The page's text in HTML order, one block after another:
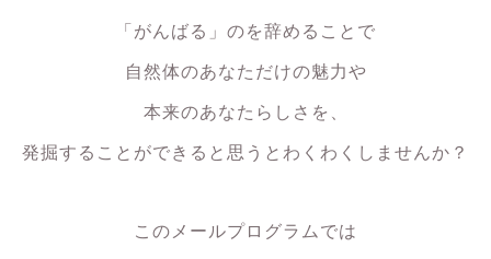
「がんばる」のを辞めることで
自然体のあなただけの魅力や
本来のあなたらしさを、
発掘することができると思うとわくわくしませんか？
このメールプログラムでは